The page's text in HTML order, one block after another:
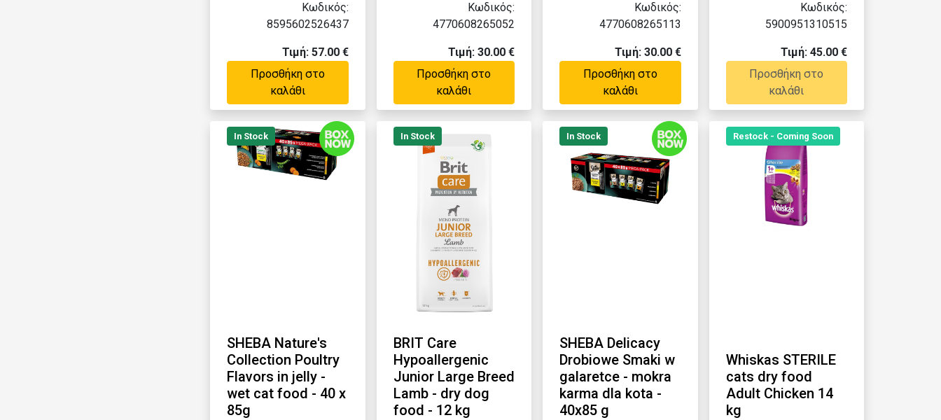
Κωδικός:
8595602526437
Τιμή: 57.00 €
Προσθήκη στο
καλάθι
Κωδικός:
4770608265052
Τιμή: 30.00 €
Προσθήκη στο
καλάθι
Κωδικός:
4770608265113
Τιμή: 30.00 €
Προσθήκη στο
καλάθι
Κωδικός:
5900951310515
Τιμή: 45.00 €
Προσθήκη στο
καλάθι
In Stock
SHEBA Nature's
Collection Poultry
Flavors in jelly -
wet cat food - 40 x
85g
In Stock
BRIT Care
Hypoallergenic
Junior Large Breed
Lamb - dry dog
food - 12 kg
In Stock
SHEBA Delicacy
Drobiowe Smaki w
galaretce - mokra
karma dla kota -
40x85 g
Restock - Coming Soon
‎Whiskas STERILE
cats dry food
Adult Chicken 14
kg